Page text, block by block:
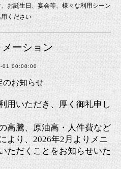
お誕生日、宴会等、様々な利用シーン
ください
ーション
01 00:00:00
のお知らせ
用いただき、厚く御礼申し
高騰、原油高・人件費など
より、2026年2月よりメニ
ただくことをお知らせいた